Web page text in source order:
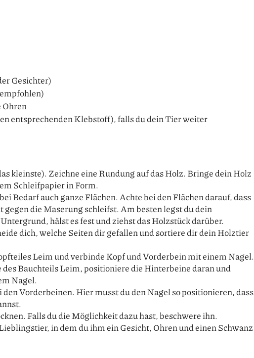
Gesichter)
Ohren
entsprechenden Klebstoff), falls du dein Tier weiter
kleinste). Zeichne eine Rundung auf das Holz. Bringe dein Holz
Schleifpapier in Form.
Bedarf auch ganze Flächen. Achte bei den Flächen darauf, dass
die Maserung schleifst. Am besten legst du dein
hälst es fest und ziehst das Holzstück darüber.
dich, welche Seiten dir gefallen und sortiere dir dein Holztier
Leim und verbinde Kopf und Vorderbein mit einem Nagel.
Bauchteils Leim, positioniere die Hinterbeine daran und
Nagel.
den Vorderbeinen. Hier musst du den Nagel so positionieren, dass
Falls du die Möglichkeit dazu hast, beschwere ihn.
in dem du ihm ein Gesicht, Ohren und einen Schwanz